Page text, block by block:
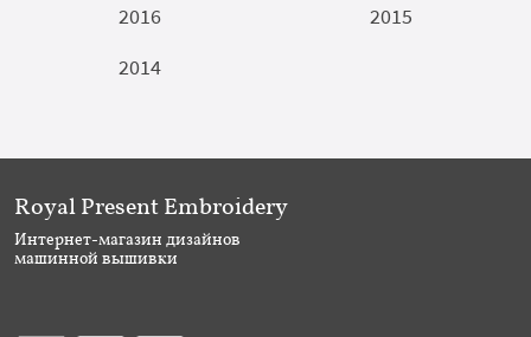
2016
2015
2014
Royal Present Embroidery
Интернет-магазин дизайнов
машинной вышивки